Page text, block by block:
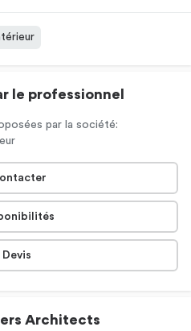
le professionnel
par la société:
Devis
Architects